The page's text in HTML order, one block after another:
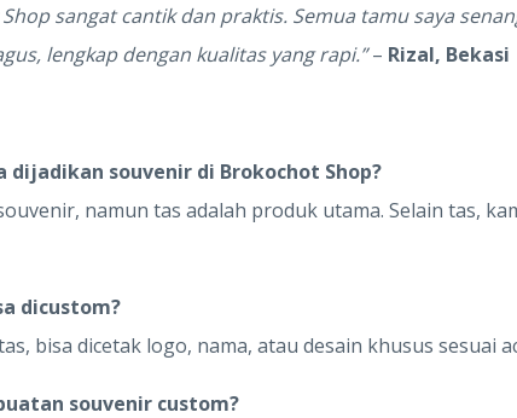
sangat cantik dan praktis. Semua tamu saya
lengkap dengan kualitas yang rapi.”– Rizal, Bekasi
dijadikan souvenir di Brokochot Shop?
namun tas adalah produk utama. Selain tas,
dicustom?
bisa dicetak logo, nama, atau desain khusus sesuai
souvenir custom?